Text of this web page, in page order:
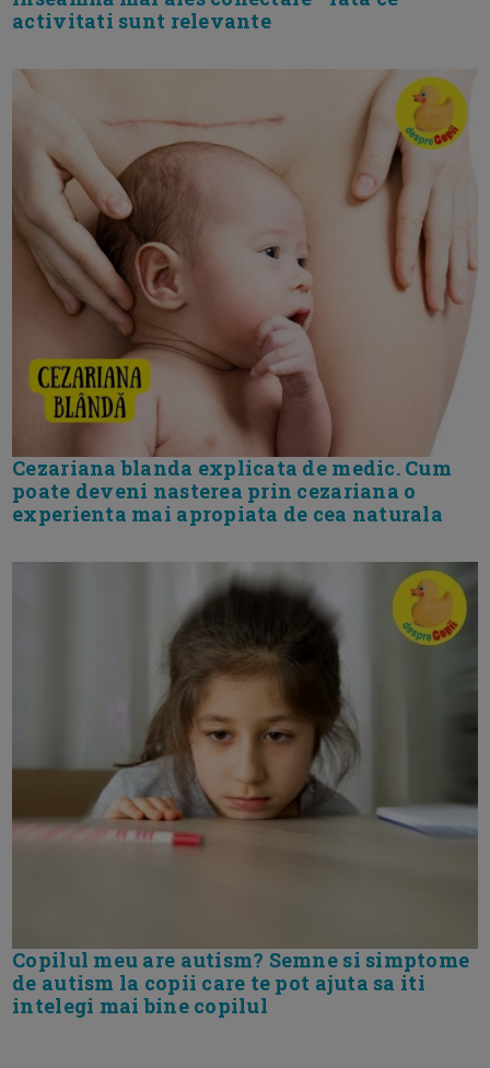
activitati sunt relevante
Cezariana blanda explicata de medic. Cum
poate deveni nasterea prin cezariana o
experienta mai apropiata de cea naturala
Copilul meu are autism? Semne si simptome
de autism la copii care te pot ajuta sa iti
intelegi mai bine copilul